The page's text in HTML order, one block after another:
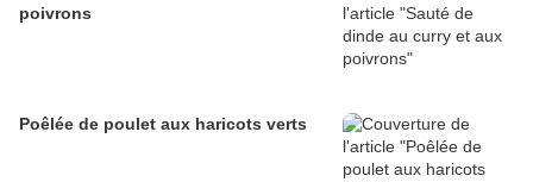
poivrons
Poêlée de poulet aux haricots verts